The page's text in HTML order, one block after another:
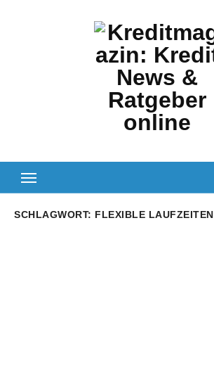
SCHLAGWORT: FLEXIBLE LAUFZEITEN